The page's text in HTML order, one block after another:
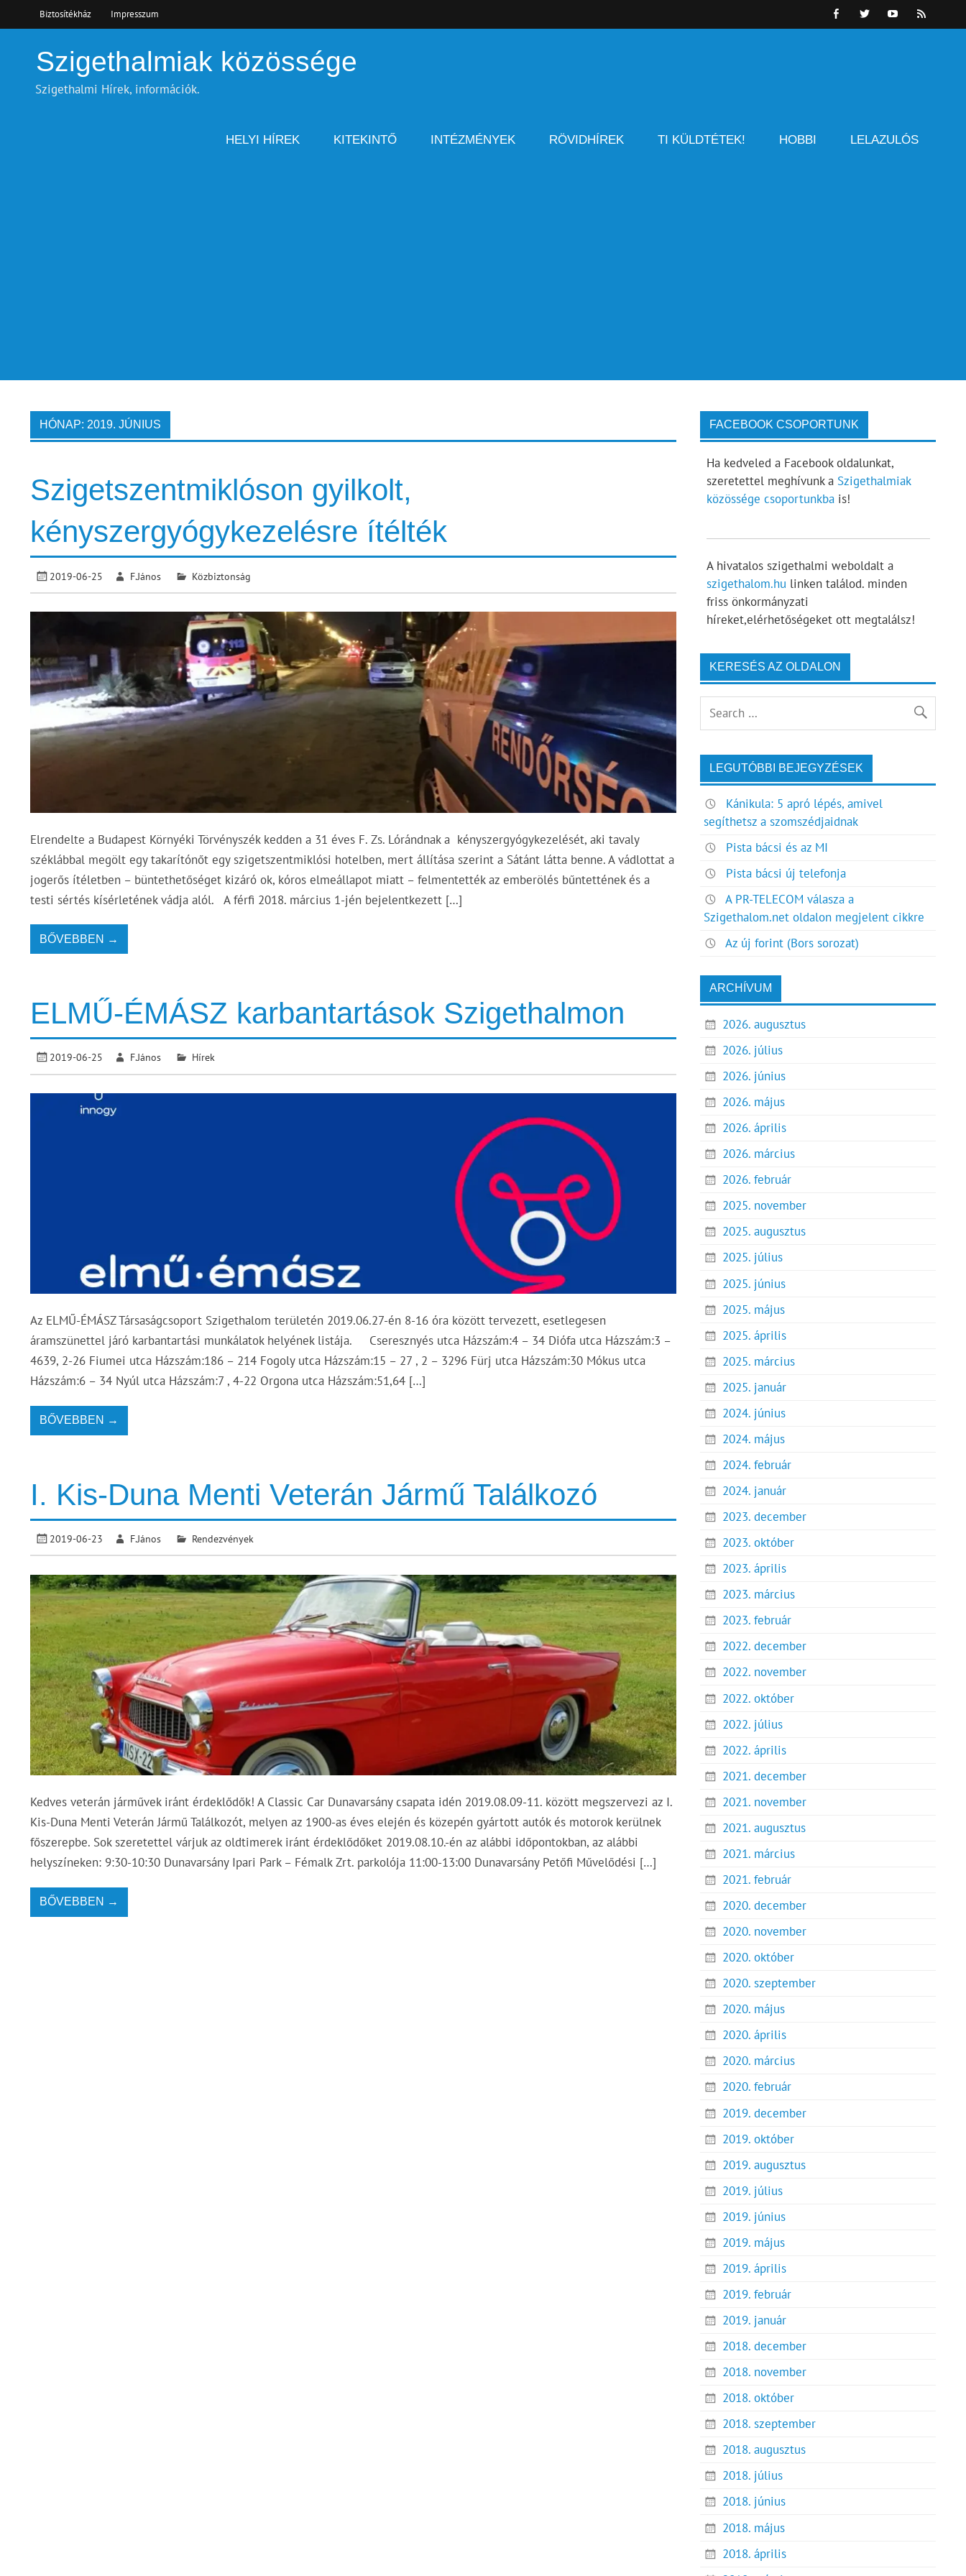
content
Biztosítékház Impresszum
Szigethalmiak közössége
Szigethalmi Hírek, információk.
HELYI HÍREK KITEKINTŐ INTÉZMÉNYEK RÖVIDHÍREK TI KÜLDTÉTEK! HOBBI LELAZULÓS
HÓNAP: 2019. JÚNIUS
Szigetszentmiklóson gyilkolt,
kényszergyógykezelésre ítélték
2019-06-25 F.János Közbiztonság
Elrendelte a Budapest Környéki Törvényszék kedden a 31 éves F. Zs. Lórándnak a kényszergyógykezelését, aki tavaly
széklábbal megölt egy takarítónőt egy szigetszentmiklósi hotelben, mert állítása szerint a Sátánt látta benne. A vádlottat a
jogerős ítéletben – büntethetőséget kizáró ok, kóros elmeállapot miatt – felmentették az emberölés bűntettének és a
testi sértés kísérletének vádja alól. A férfi 2018. március 1-jén bejelentkezett […]
BŐVEBBEN →
ELMŰ-ÉMÁSZ karbantartások Szigethalmon
2019-06-25 F.János Hírek
Az ELMŰ-ÉMÁSZ Társaságcsoport Szigethalom területén 2019.06.27-én 8-16 óra között tervezett, esetlegesen
áramszünettel járó karbantartási munkálatok helyének listája. Cseresznyés utca Házszám:4 – 34 Diófa utca Házszám:3 –
4639, 2-26 Fiumei utca Házszám:186 – 214 Fogoly utca Házszám:15 – 27 , 2 – 3296 Fürj utca Házszám:30 Mókus utca
Házszám:6 – 34 Nyúl utca Házszám:7 , 4-22 Orgona utca Házszám:51,64 […]
BŐVEBBEN →
I. Kis-Duna Menti Veterán Jármű Találkozó
2019-06-23 F.János Rendezvények
Kedves veterán járművek iránt érdeklődők! A Classic Car Dunavarsány csapata idén 2019.08.09-11. között megszervezi az I.
Kis-Duna Menti Veterán Jármű Találkozót, melyen az 1900-as éves elején és közepén gyártott autók és motorok kerülnek
főszerepbe. Sok szeretettel várjuk az oldtimerek iránt érdeklődőket 2019.08.10.-én az alábbi időpontokban, az alábbi
helyszíneken: 9:30-10:30 Dunavarsány Ipari Park – Fémalk Zrt. parkolója 11:00-13:00 Dunavarsány Petőfi Művelődési […]
BŐVEBBEN →
FACEBOOK CSOPORTUNK
Ha kedveled a Facebook oldalunkat,
szeretettel meghívunk a Szigethalmiak
közössége csoportunkbais!
A hivatalos szigethalmi weboldalt a
szigethalom.hu linken találod. minden
friss önkormányzati
híreket,elérhetőségeket ott megtalálsz!
KERESÉS AZ OLDALON
LEGUTÓBBI BEJEGYZÉSEK
Kánikula: 5 apró lépés, amivel
segíthetsz a szomszédjaidnak
Pista bácsi és az MI
Pista bácsi új telefonja
A PR-TELECOM válasza a
Szigethalom.net oldalon megjelent cikkre
Az új forint (Bors sorozat)
ARCHÍVUM
2026. augusztus
2026. július
2026. június
2026. május
2026. április
2026. március
2026. február
2025. november
2025. augusztus
2025. július
2025. június
2025. május
2025. április
2025. március
2025. január
2024. június
2024. május
2024. február
2024. január
2023. december
2023. október
2023. április
2023. március
2023. február
2022. december
2022. november
2022. október
2022. július
2022. április
2021. december
2021. november
2021. augusztus
2021. március
2021. február
2020. december
2020. november
2020. október
2020. szeptember
2020. május
2020. április
2020. március
2020. február
2019. december
2019. október
2019. augusztus
2019. július
2019. június
2019. május
2019. április
2019. február
2019. január
2018. december
2018. november
2018. október
2018. szeptember
2018. augusztus
2018. július
2018. június
2018. május
2018. április